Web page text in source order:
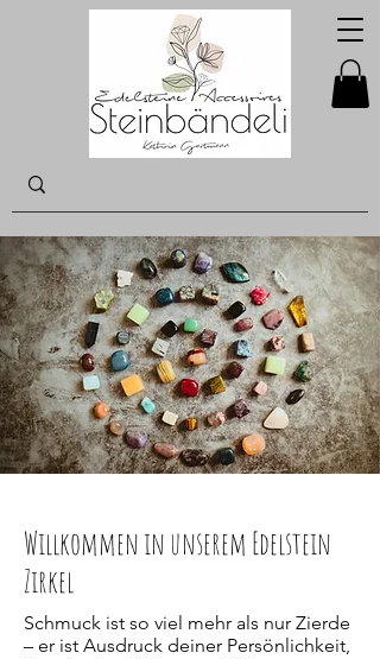
Willkommen in unserem Edelstein
Zirkel
Schmuck ist so viel mehr als nur Zierde
– er ist Ausdruck deiner Persönlichkeit,